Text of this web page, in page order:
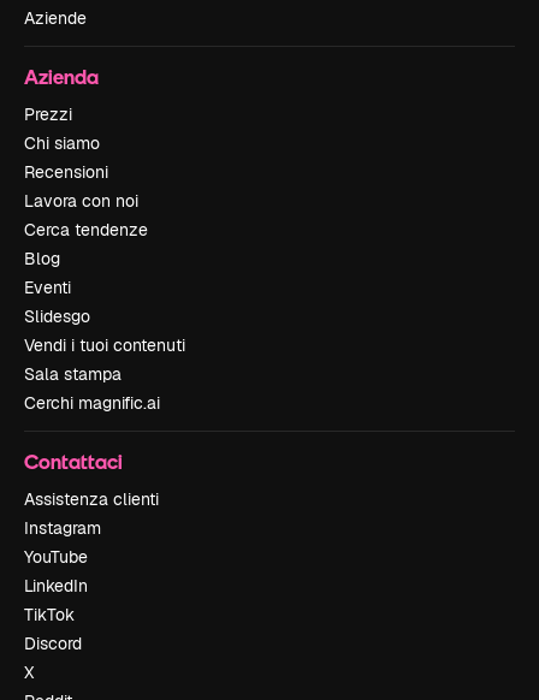
Aziende
Azienda
Prezzi
Chi siamo
Recensioni
Lavora con noi
Cerca tendenze
Blog
Eventi
Slidesgo
Vendi i tuoi contenuti
Sala stampa
Cerchi magnific.ai
Contattaci
Assistenza clienti
Instagram
YouTube
LinkedIn
TikTok
Discord
X